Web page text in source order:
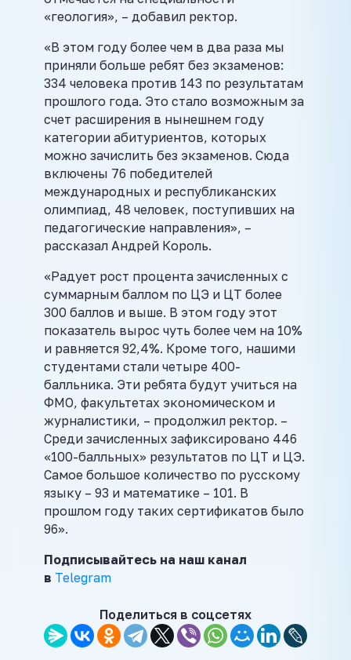
«геология», – добавил ректор.
«В этом году более чем в два раза мы
приняли больше ребят без экзаменов:
334 человека против 143 по результатам
прошлого года. Это стало возможным за
счет расширения в нынешнем году
категории абитуриентов, которых
можно зачислить без экзаменов. Сюда
включены 76 победителей
международных и республиканских
олимпиад, 48 человек, поступивших на
педагогические направления», –
рассказал Андрей Король.
«Радует рост процента зачисленных с
суммарным баллом по ЦЭ и ЦТ более
300 баллов и выше. В этом году этот
показатель вырос чуть более чем на 10%
и равняется 92,4%. Кроме того, нашими
студентами стали четыре 400-
балльника. Эти ребята будут учиться на
ФМО, факультетах экономическом и
журналистики, – продолжил ректор. –
Среди зачисленных зафиксировано 446
«100-балльных» результатов по ЦТ и ЦЭ.
Самое большое количество по русскому
языку – 93 и математике – 101. В
прошлом году таких сертификатов было
96».
Подписывайтесь на наш канал
в Telegram
Поделиться в соцсетях